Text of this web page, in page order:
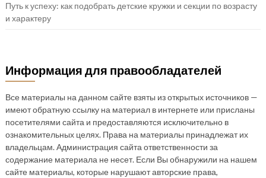
Путь к успеху: как подобрать детские кружки и секции по возрасту
и характеру
Информация для правообладателей
Все материалы на данном сайте взяты из открытых источников —
имеют обратную ссылку на материал в интернете или присланы
посетителями сайта и предоставляются исключительно в
ознакомительных целях. Права на материалы принадлежат их
владельцам. Администрация сайта ответственности за
содержание материала не несет. Если Вы обнаружили на нашем
сайте материалы, которые нарушают авторские права,